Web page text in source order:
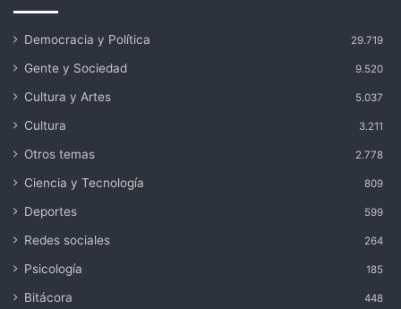
Democracia y Política 29.719
Gente y Sociedad 9.520
Cultura y Artes 5.037
Cultura 3.211
Otros temas 2.778
Ciencia y Tecnología 809
Deportes 599
Redes sociales 264
Psicología 185
Bitácora 448